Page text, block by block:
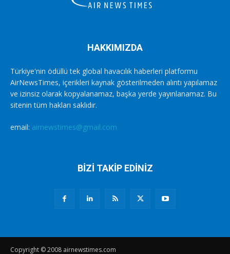
HAKKIMIZDA
Türkiye'nin ödüllü tek global havacılık haberleri platformu
AirNewsTimes, içerikleri kaynak gösterilmeden alıntı yapılamaz
ve izinsiz olarak kopyalanamaz, başka yerde yayınlanamaz. Bu
sitenin tüm hakları saklıdır.
email: airnewstimes@gmail.com
BİZİ TAKİP EDİNİZ
Copyright © 2008 airnewstimes.com